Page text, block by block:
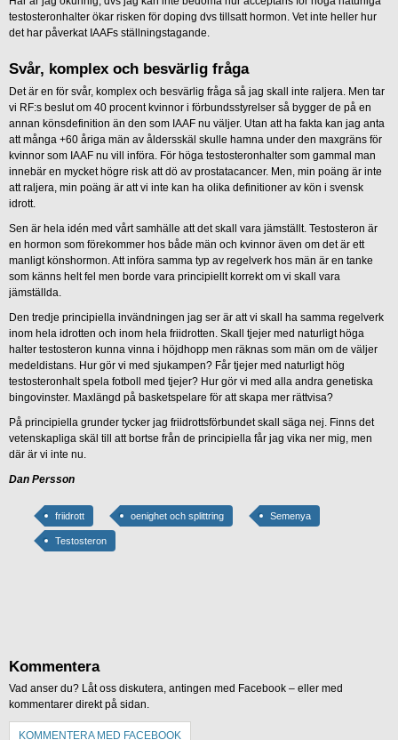
testosteronhalter ökar risken för doping dvs tillsatt hormon. Vet inte heller hur
det har påverkat IAAFs ställningstagande.
Svår, komplex och besvärlig fråga
Det är en för svår, komplex och besvärlig fråga så jag skall inte raljera. Men tar
vi RF:s beslut om 40 procent kvinnor i förbundsstyrelser så bygger de på en
annan könsdefinition än den som IAAF nu väljer. Utan att ha fakta kan jag anta
att många +60 åriga män av åldersskäl skulle hamna under den maxgräns för
kvinnor som IAAF nu vill införa. För höga testosteronhalter som gammal man
innebär en mycket högre risk att dö av prostatacancer. Men, min poäng är inte
att raljera, min poäng är att vi inte kan ha olika definitioner av kön i svensk
idrott.
Sen är hela idén med vårt samhälle att det skall vara jämställt. Testosteron är
en hormon som förekommer hos både män och kvinnor även om det är ett
manligt könshormon. Att införa samma typ av regelverk hos män är en tanke
som känns helt fel men borde vara principiellt korrekt om vi skall vara
jämställda.
Den tredje principiella invändningen jag ser är att vi skall ha samma regelverk
inom hela idrotten och inom hela friidrotten. Skall tjejer med naturligt höga
halter testosteron kunna vinna i höjdhopp men räknas som män om de väljer
medeldistans. Hur gör vi med sjukampen? Får tjejer med naturligt hög
testosteronhalt spela fotboll med tjejer? Hur gör vi med alla andra genetiska
bingovinster. Maxlängd på basketspelare för att skapa mer rättvisa?
På principiella grunder tycker jag friidrottsförbundet skall säga nej. Finns det
vetenskapliga skäl till att bortse från de principiella får jag vika ner mig, men
där är vi inte nu.
Dan Persson
friidrott oenighet och splittring Semenya
Testosteron
Kommentera
Vad anser du? Låt oss diskutera, antingen med Facebook – eller med
kommentarer direkt på sidan.
KOMMENTERA MED FACEBOOK